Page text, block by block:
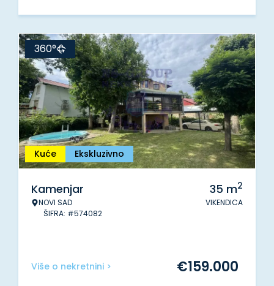
Kuće Ekskluzivno
360°
Kamenjar
NOVI SAD
ŠIFRA: #574082
35 m2
VIKENDICA
Više o nekretnini > €159.000